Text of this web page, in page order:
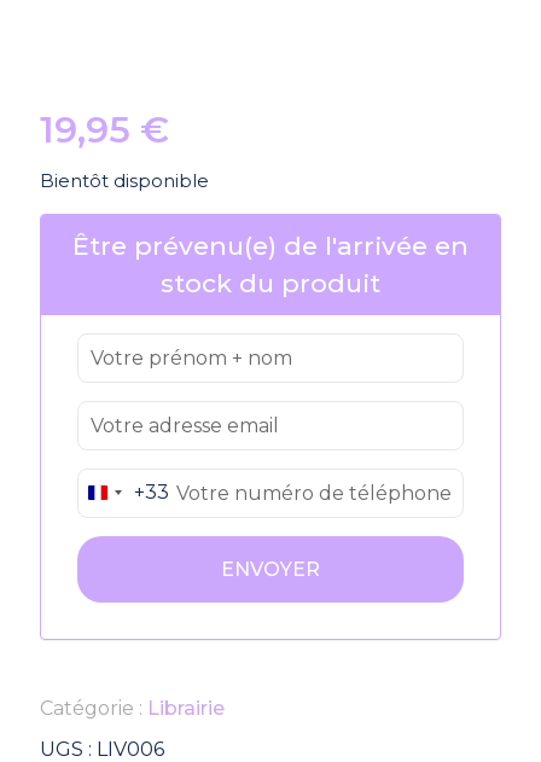
19,95 €
Bientôt disponible
Être prévenu(e) de l'arrivée en
stock du produit
France
+33
UGS : LIV006
Catégorie : Librairie